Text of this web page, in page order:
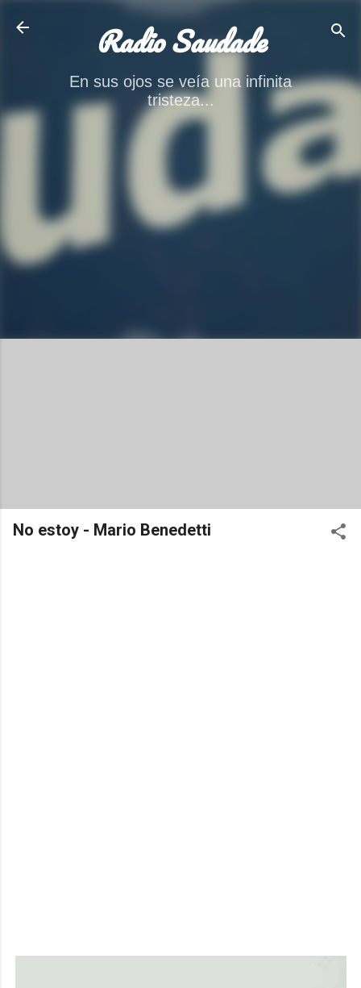
Radio Saudade
En sus ojos se veía una infinita
tristeza...
No estoy - Mario Benedetti